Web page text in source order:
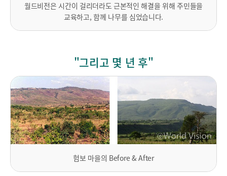
월드비전은 시간이 걸리더라도 근본적인 해결을 위해 주민들을
교육하고, 함께 나무를 심었습니다.
"그리고 몇 년 후"
험보 마을의 Before & After